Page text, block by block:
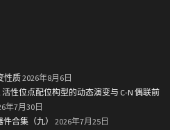
性质2026年8月6日
性位点配位构型的动态演变与 C-N 偶联前
年7月30日
合集（九）
2026年7月25日